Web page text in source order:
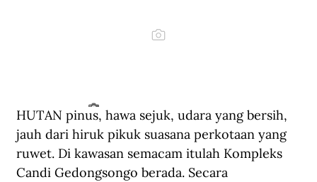
Candi Gedongsongo. (Dok. Candi Darling Bakti Lingkungan Djarum Foundation).
HUTAN pinus, hawa sejuk, udara yang bersih,
jauh dari hiruk pikuk suasana perkotaan yang
ruwet. Di kawasan semacam itulah Kompleks
Candi Gedongsongo berada. Secara